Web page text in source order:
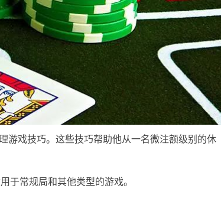
游戏技巧。这些技巧帮助他从一名微注额级别的休
于常规局和其他类型的游戏。